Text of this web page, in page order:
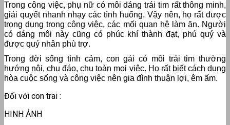
Trong công việc, phụ nữ có môi dáng trái tim rất thông minh,
giải quyết nhanh nhạy các tình huống. Vậy nên, họ rất được
trọng dụng trong công việc, các mối quan hệ làm ăn. Người
có dáng môi này cũng có phúc khí thành đạt, phú quý và
được quý nhân phù trợ.
Trong đời sống tình cảm, con gái có môi trái tim thường
hướng nội, chu đáo, chu toàn mọi việc. Họ rất biết cách dung
hòa cuộc sống và công việc nên gia đình thuận lợi, êm ấm.
Đối với con trai :
HINH ẢNH